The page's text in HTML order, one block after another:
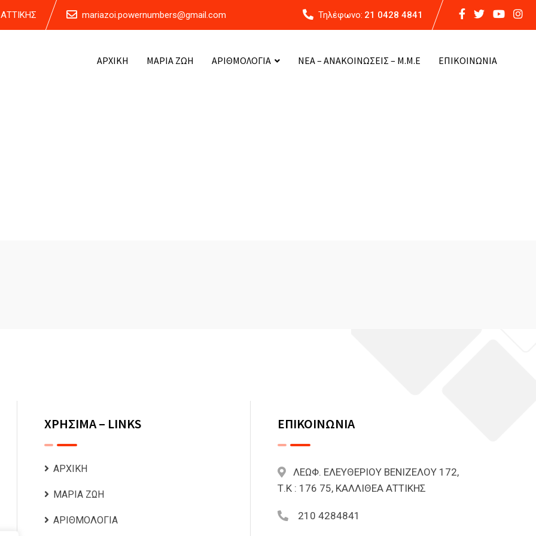
mariazoi.powernumbers@gmail.com Τηλέφωνο: 21 0428 4841
ΑΡΧΙΚΗ ΜΑΡΙΑ ΖΩΗ ΑΡΙΘΜΟΛΟΓΙΑ ΝΕΑ – ΑΝΑΚΟΙΝΩΣΕΙΣ – Μ.Μ.Ε ΕΠΙΚΟΙΝΩΝΙΑ
ΧΡΗΣΙΜΑ – LINKS
ΑΡΧΙΚΗ
ΜΑΡΙΑ ΖΩΗ
ΑΡΙΘΜΟΛΟΓΙΑ
ΕΠΙΚΟΙΝΩΝΙΑ
ΛΕΩΦ. ΕΛΕΥΘΕΡΙΟΥ ΒΕΝΙΖΕΛΟΥ 172,
Τ.Κ : 176 75, ΚΑΛΛΙΘΕΑ ΑΤΤΙΚΗΣ
210 4284841